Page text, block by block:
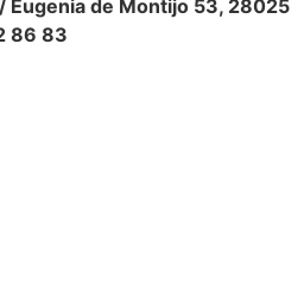
Eugenia de Montijo 53, 28025
86 83